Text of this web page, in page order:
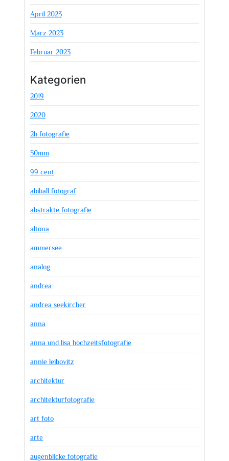
April 2023
März 2023
Februar 2023
Kategorien
2019
2020
2h fotografie
50mm
99 cent
abiball fotograf
abstrakte fotografie
altona
ammersee
analog
andrea
andrea seekircher
anna
anna und lisa hochzeitsfotografie
annie leibovitz
architektur
architekturfotografie
art foto
arte
augenblicke fotografie